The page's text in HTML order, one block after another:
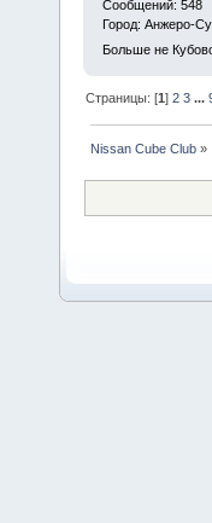
Сообщений: 548
Город: Анжеро-
Больше не
Страницы: [1]2 3 ...
Nissan Cube Club »